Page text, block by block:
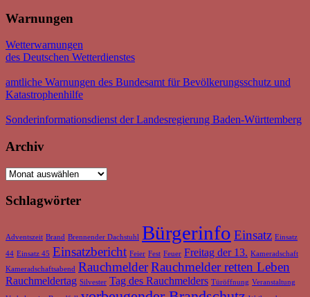
Warnungen
Wetterwarnungen
des Deutschen Wetterdienstes
amtliche Warnungen des Bundesamt für Bevölkerungsschutz und
Katastrophenhilfe
Sonderinformationsdienst der Landesregierung Baden-Württemberg
Archiv
Archiv
Schlagwörter
Adventszeit Brand Brennender Dachstuhl Bürgerinfo Einsatz Einsatz
44 Einsatz 45 Einsatzbericht Feier Fest Feuer Freitag der 13. Kameradschaft
Kameradschaftsabend RauchmelderRauchmelder retten Leben
Rauchmeldertag Silvester Tag des Rauchmelders Türöffnung Veranstaltung